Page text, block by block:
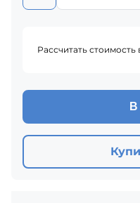
Рассчитать стоимость
В